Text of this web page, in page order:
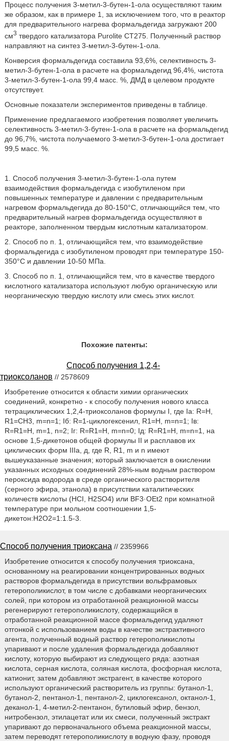
Процесс получения 3-метил-3-бутен-1-ола осуществляют таким
же образом, как в примере 1, за исключением того, что в реактор
для предварительного нагрева формальдегида загружают 200
см3 твердого катализатора Purolite СТ275. Полученный раствор
направляют на синтез 3-метил-3-бутен-1-ола.
Конверсия формальдегида составила 93,6%, селективность 3-
метил-3-бутен-1-ола в расчете на формальдегид 96,4%, чистота
3-метил-3-бутен-1-ола 99,4 масс. %, ДМД в целевом продукте
отсутствует.
Основные показатели экспериментов приведены в таблице.
Применение предлагаемого изобретения позволяет увеличить
селективность 3-метил-3-бутен-1-ола в расчете на формальдегид
до 96,7%, чистота получаемого 3-метил-3-бутен-1-ола достигает
99,5 масс. %.
1. Способ получения 3-метил-3-бутен-1-ола путем
взаимодействия формальдегида с изобутиленом при
повышенных температуре и давлении с предварительным
нагревом формальдегида до 80-150°С, отличающийся тем, что
предварительный нагрев формальдегида осуществляют в
реакторе, заполненном твердым кислотным катализатором.
2. Способ по п. 1, отличающийся тем, что взаимодействие
формальдегида с изобутиленом проводят при температуре 150-
350°С и давлении 10-50 МПа.
3. Способ по п. 1, отличающийся тем, что в качестве твердого
кислотного катализатора используют любую органическую или
неорганическую твердую кислоту или смесь этих кислот.
Похожие патенты:
Способ получения 1,2,4-
триоксоланов // 2578609
Изобретение относится к области химии органических
соединений, конкретно - к способу получения нового класса
тетрациклических 1,2,4-триоксоланов формулы I, где Ia: R=H,
R1=CH3, m=n=1; Iб: R=1-циклогексенил, R1=H, m=n=1; Iв:
R=R1=H, m=1, n=2; Iг: R=R1=H, m=n=0; Iд: R=R1=H, m=n=1, на
основе 1,5-дикетонов общей формулы II и расплавов их
циклических форм IIIа, д, где R, R1, m и n имеют
вышеуказанные значения; который заключается в окислении
указанных исходных соединений 28%-ным водным раствором
пероксида водорода в среде органического растворителя
(серного эфира, этанола) в присутствии каталитических
количеств кислоты (HCI, H2SO4) или BF3·OEt2 при комнатной
температуре при мольном соотношении 1,5-
дикетон:H2O2=1:1.5-3.
Способ получения триоксана // 2359966
Изобретение относится к способу получения триоксана,
основанному на реагировании концентрированных водных
растворов формальдегида в присутствии вольфрамовых
гетерополикислот, в том числе с добавками неорганических
солей, при котором из отработанной реакционной массы
регенерируют гетерополикислоту, содержащийся в
отработанной реакционной массе формальдегид удаляют
отгонкой с использованием воды в качестве экстрактивного
агента, полученный водный раствор гетерополикислоты
упаривают и после удаления формальдегида добавляют
кислоту, которую выбирают из следующего ряда: азотная
кислота, серная кислота, соляная кислота, фосфорная кислота,
катионит, затем добавляют экстрагент, в качестве которого
используют органический растворитель из группы: бутанол-1,
бутанол-2, пентанол-1, пентанол-2, циклогексанол, октанол-1,
деканол-1, 4-метил-2-пентанон, бутиловый эфир, бензол,
нитробензол, этилацетат или их смеси, полученный экстракт
упаривают до первоначального объема реакционной массы,
затем переводят гетерополикислоту в водную фазу, проводя